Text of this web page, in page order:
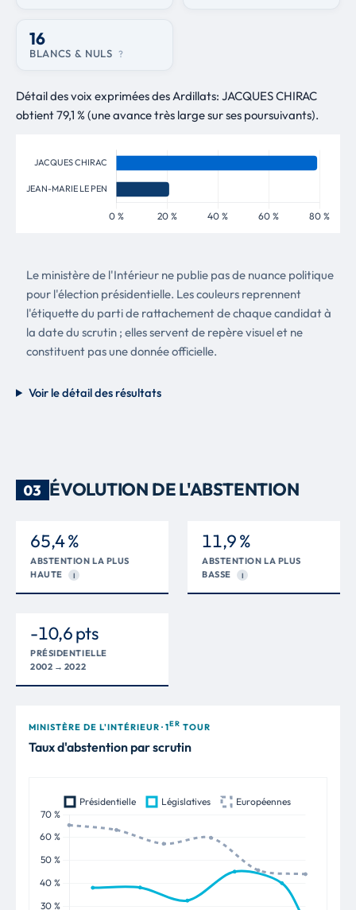
16
BLANCS & NULS ?
Détail des voix exprimées des Ardillats: JACQUES CHIRAC
obtient 79,1 % (une avance très large sur ses poursuivants).
Le ministère de l'Intérieur ne publie pas de nuance politique
pour l'élection présidentielle. Les couleurs reprennent
l'étiquette du parti de rattachement de chaque candidat à
la date du scrutin ; elles servent de repère visuel et ne
constituent pas une donnée officielle.
Voir le détail des résultats
03 ÉVOLUTION DE L'ABSTENTION
65,4 %
ABSTENTION LA PLUS
HAUTE
I
11,9 %
ABSTENTION LA PLUS
BASSE
I
-10,6 pts
PRÉSIDENTIELLE
2002 → 2022
MINISTÈRE DE L'INTÉRIEUR · 1ER TOUR
Taux d'abstention par scrutin